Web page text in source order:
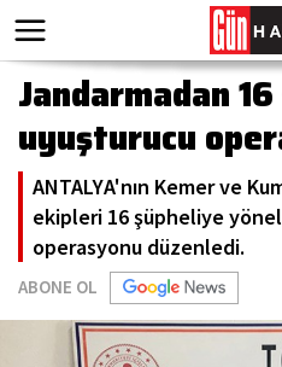
Jandarmadan
uyuşturucu
ANTALYA'nın Kemer ve
ekipleri 16 şüpheliye
operasyonu düzenledi.
ABONE OL